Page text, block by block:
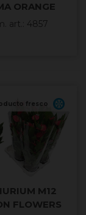
ORANGE
art.: 4857
fresco
M12
FLOWERS